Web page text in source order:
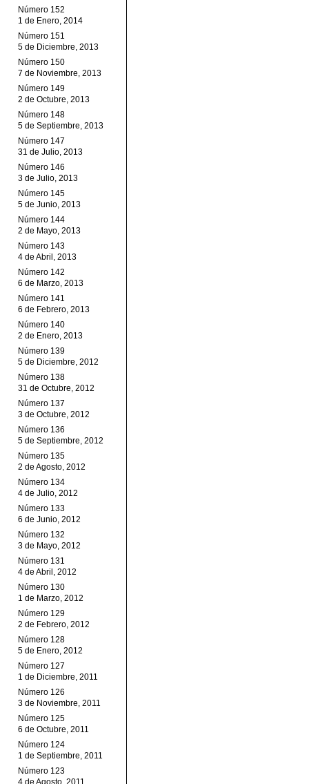
Número 152
1 de Enero, 2014
Número 151
5 de Diciembre, 2013
Número 150
7 de Noviembre, 2013
Número 149
2 de Octubre, 2013
Número 148
5 de Septiembre, 2013
Número 147
31 de Julio, 2013
Número 146
3 de Julio, 2013
Número 145
5 de Junio, 2013
Número 144
2 de Mayo, 2013
Número 143
4 de Abril, 2013
Número 142
6 de Marzo, 2013
Número 141
6 de Febrero, 2013
Número 140
2 de Enero, 2013
Número 139
5 de Diciembre, 2012
Número 138
31 de Octubre, 2012
Número 137
3 de Octubre, 2012
Número 136
5 de Septiembre, 2012
Número 135
2 de Agosto, 2012
Número 134
4 de Julio, 2012
Número 133
6 de Junio, 2012
Número 132
3 de Mayo, 2012
Número 131
4 de Abril, 2012
Número 130
1 de Marzo, 2012
Número 129
2 de Febrero, 2012
Número 128
5 de Enero, 2012
Número 127
1 de Diciembre, 2011
Número 126
3 de Noviembre, 2011
Número 125
6 de Octubre, 2011
Número 124
1 de Septiembre, 2011
Número 123
4 de Agosto, 2011